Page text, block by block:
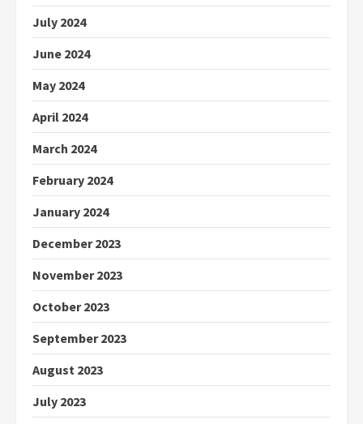
July 2024
June 2024
May 2024
April 2024
March 2024
February 2024
January 2024
December 2023
November 2023
October 2023
September 2023
August 2023
July 2023